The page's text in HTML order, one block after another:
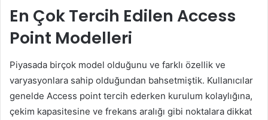
En Çok Tercih Edilen Access
Point Modelleri
Piyasada birçok model olduğunu ve farklı özellik ve
varyasyonlara sahip olduğundan bahsetmiştik. Kullanıcılar
genelde Access point tercih ederken kurulum kolaylığına,
çekim kapasitesine ve frekans aralığı gibi noktalara dikkat